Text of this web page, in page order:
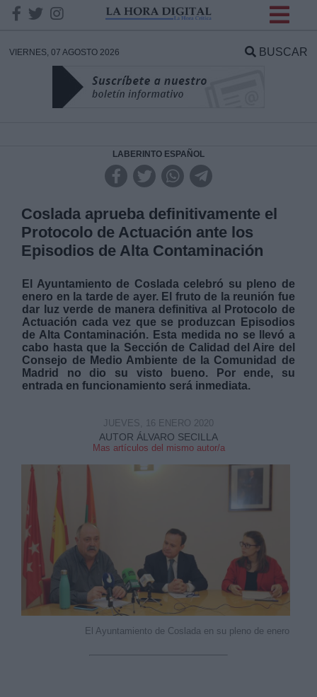
VIERNES, 07 AGOSTO 2026 BUSCAR
LABERINTO ESPAÑOL
Coslada aprueba definitivamente el
Protocolo de Actuación ante los
Episodios de Alta Contaminación
El Ayuntamiento de Coslada celebró su pleno de
enero en la tarde de ayer. El fruto de la reunión fue
dar luz verde de manera definitiva al Protocolo de
Actuación cada vez que se produzcan Episodios
de Alta Contaminación. Esta medida no se llevó a
cabo hasta que la Sección de Calidad del Aire del
Consejo de Medio Ambiente de la Comunidad de
Madrid no dio su visto bueno. Por ende, su
entrada en funcionamiento será inmediata.
AUTOR ÁLVARO SECILLA
Mas artículos del mismo autor/a
JUEVES, 16 ENERO 2020
El Ayuntamiento de Coslada en su pleno de enero
DATOS
Responsable:
Legitimación:
Destinatarios:
link
Información adicional